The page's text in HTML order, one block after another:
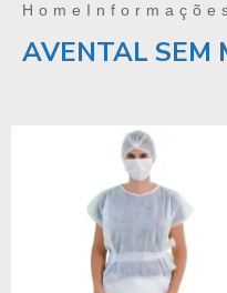
Home
AVENTAL SEM